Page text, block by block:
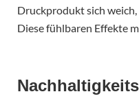
Druckprodukt sich
Diese fühlbaren Effekte